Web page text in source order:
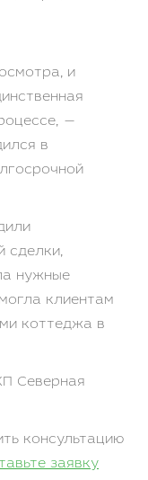
и
—
в
сделки,
нужные
клиентам
коттеджа в
Северная
консультацию
заявку